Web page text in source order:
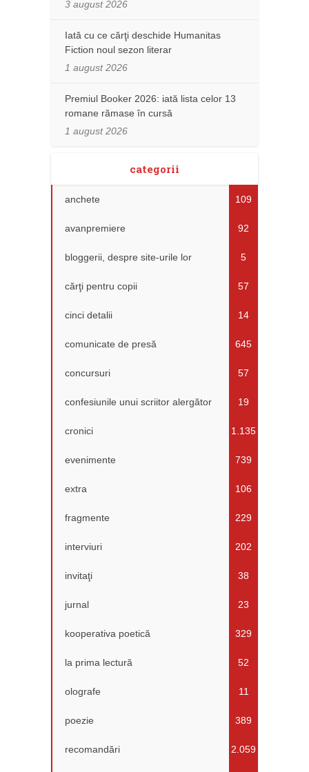
3 august 2026
Iată cu ce cărţi deschide Humanitas
Fiction noul sezon literar
1 august 2026
Premiul Booker 2026: iată lista celor 13
romane rămase în cursă
1 august 2026
categorii
anchete 109
avanpremiere 92
bloggerii, despre site-urile lor 5
cărţi pentru copii 57
cinci detalii 14
comunicate de presă 645
concursuri 57
confesiunile unui scriitor alergător 19
cronici 1.135
evenimente 739
extra 106
fragmente 229
interviuri 202
invitaţi 38
jurnal 23
kooperativa poetică 329
la prima lectură 52
olografe 11
poezie 389
recomandări 2.059